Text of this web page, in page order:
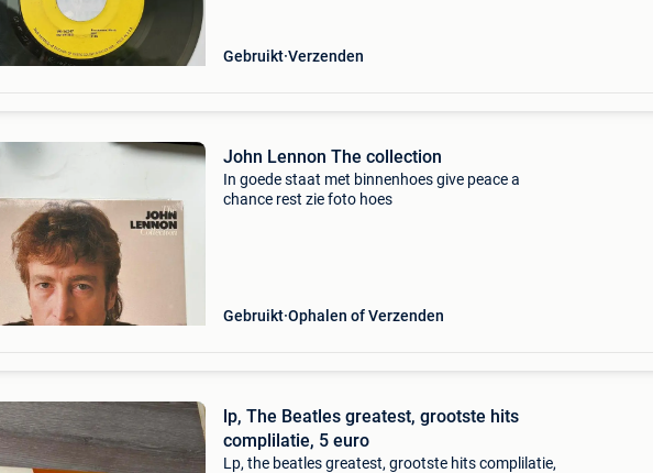
Gebruikt Verzenden
John Lennon The collection
In goede staat met binnenhoes give peace a
chance rest zie foto hoes
Gebruikt Ophalen of Verzenden
lp, The Beatles greatest, grootste hits
complilatie, 5 euro
Lp, the beatles greatest, grootste hits complilatie,